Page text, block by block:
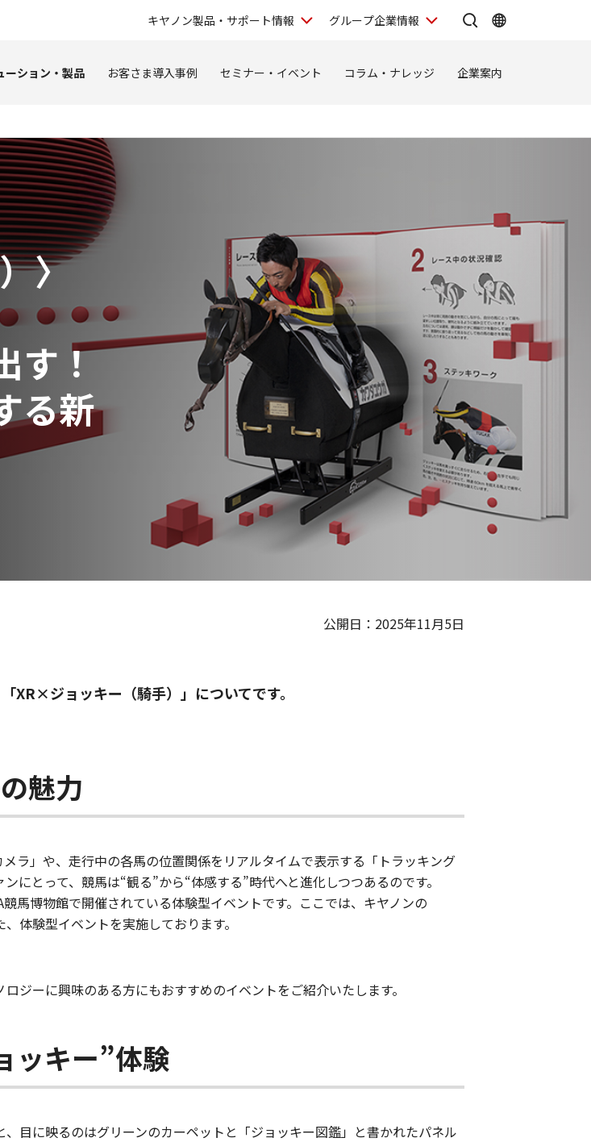
キヤノン製品・サポート情報 グループ企業情報
ーション・製品 お客さま導入事例 セミナー・イベント コラム・ナレッジ 企業案内
〉
す！
る新
公開日：2025年11月5日
XR×ジョッキー（騎手）」についてです。
魅力
ラ」や、走行中の各馬の位置関係をリアルタイムで表示する「トラッキング
にとって、競馬は“観る”から“体感する”時代へと進化しつつあるのです。
馬博物館で開催されている体験型イベントです。ここでは、キヤノンの
体験型イベントを実施しております。
ジーに興味のある方にもおすすめのイベントをご紹介いたします。
ッキー”体験
目に映るのはグリーンのカーペットと「ジョッキー図鑑」と書かれたパネル